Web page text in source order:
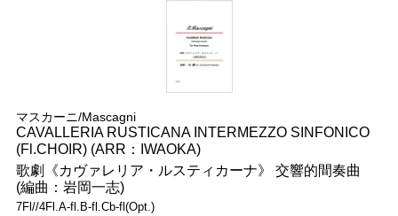
マスカーニ/Mascagni
CAVALLERIA RUSTICANA INTERMEZZO SINFONICO
(Fl.CHOIR) (ARR：IWAOKA)
歌劇《カヴァレリア・ルスティカーナ》 交響的間奏曲
(編曲：岩岡一志)
7Fl//4Fl.A-fl.B-fl.Cb-fl(Opt.)